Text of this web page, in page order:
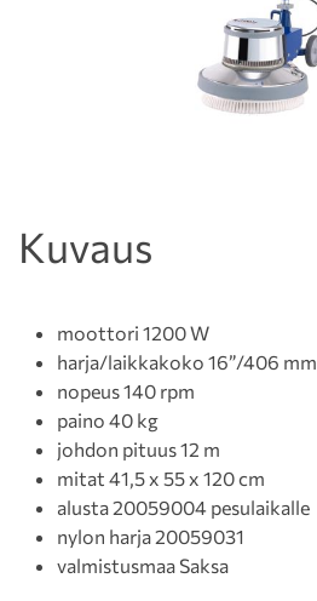
Kuvaus
moottori 1200 W
harja/laikkakoko 16”/406 mm
nopeus 140 rpm
paino 40 kg
johdon pituus 12 m
mitat 41,5 x 55 x 120 cm
alusta 20059004 pesulaikalle
nylon harja 20059031
valmistusmaa Saksa